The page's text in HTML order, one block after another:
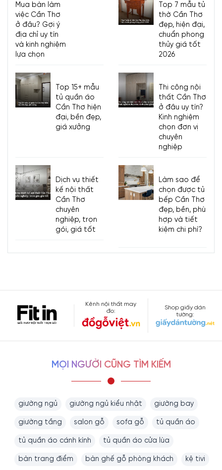
Mua bàn làm
việc Cần Thơ
ở đâu? Gợi ý
địa chỉ uy tín
và kinh nghiệm
lựa chọn
Top 7 mẫu tủ
thờ Cần Thơ
đẹp, hiện đại,
chuẩn phong
thủy giá tốt
2026
Top 15+ mẫu
tủ quần áo
Cần Thơ hiện
đại, bền đẹp,
giá xưởng
Thi công nội
thất Cần Thơ
ở đâu uy tín?
Kinh nghiệm
chọn đơn vị
chuyên
nghiệp
Dịch vụ thiết
kế nội thất
Cần Thơ
chuyên
nghiệp, trọn
gói, giá tốt
Làm sao để
chọn được tủ
bếp Cần Thơ
đẹp, bền, phù
hợp và tiết
kiệm chi phí?
Kênh nội thất may
đo:
Shop giấy dán
tường:
MỌI NGƯỜI CŨNG TÌM KIẾM
giường ngủ giường ngủ kiểu nhật giường bay
giường tầng salon gỗ sofa gỗ tủ quần áo
tủ quần áo cánh kính tủ quần áo cửa lùa
bàn trang điểm bàn ghế gỗ phòng khách kệ tivi